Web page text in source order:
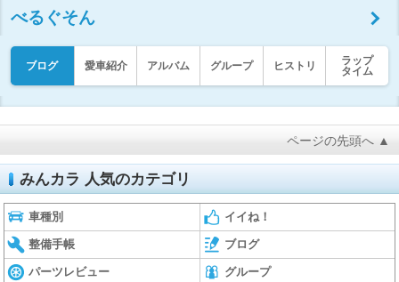
べるぐそん
ブログ 愛車紹介 アルバム グループ ヒストリ
ラップ
タイム
ページの先頭へ ▲
みんカラ 人気のカテゴリ
車種別 イイね！
整備手帳 ブログ
パーツレビュー グループ